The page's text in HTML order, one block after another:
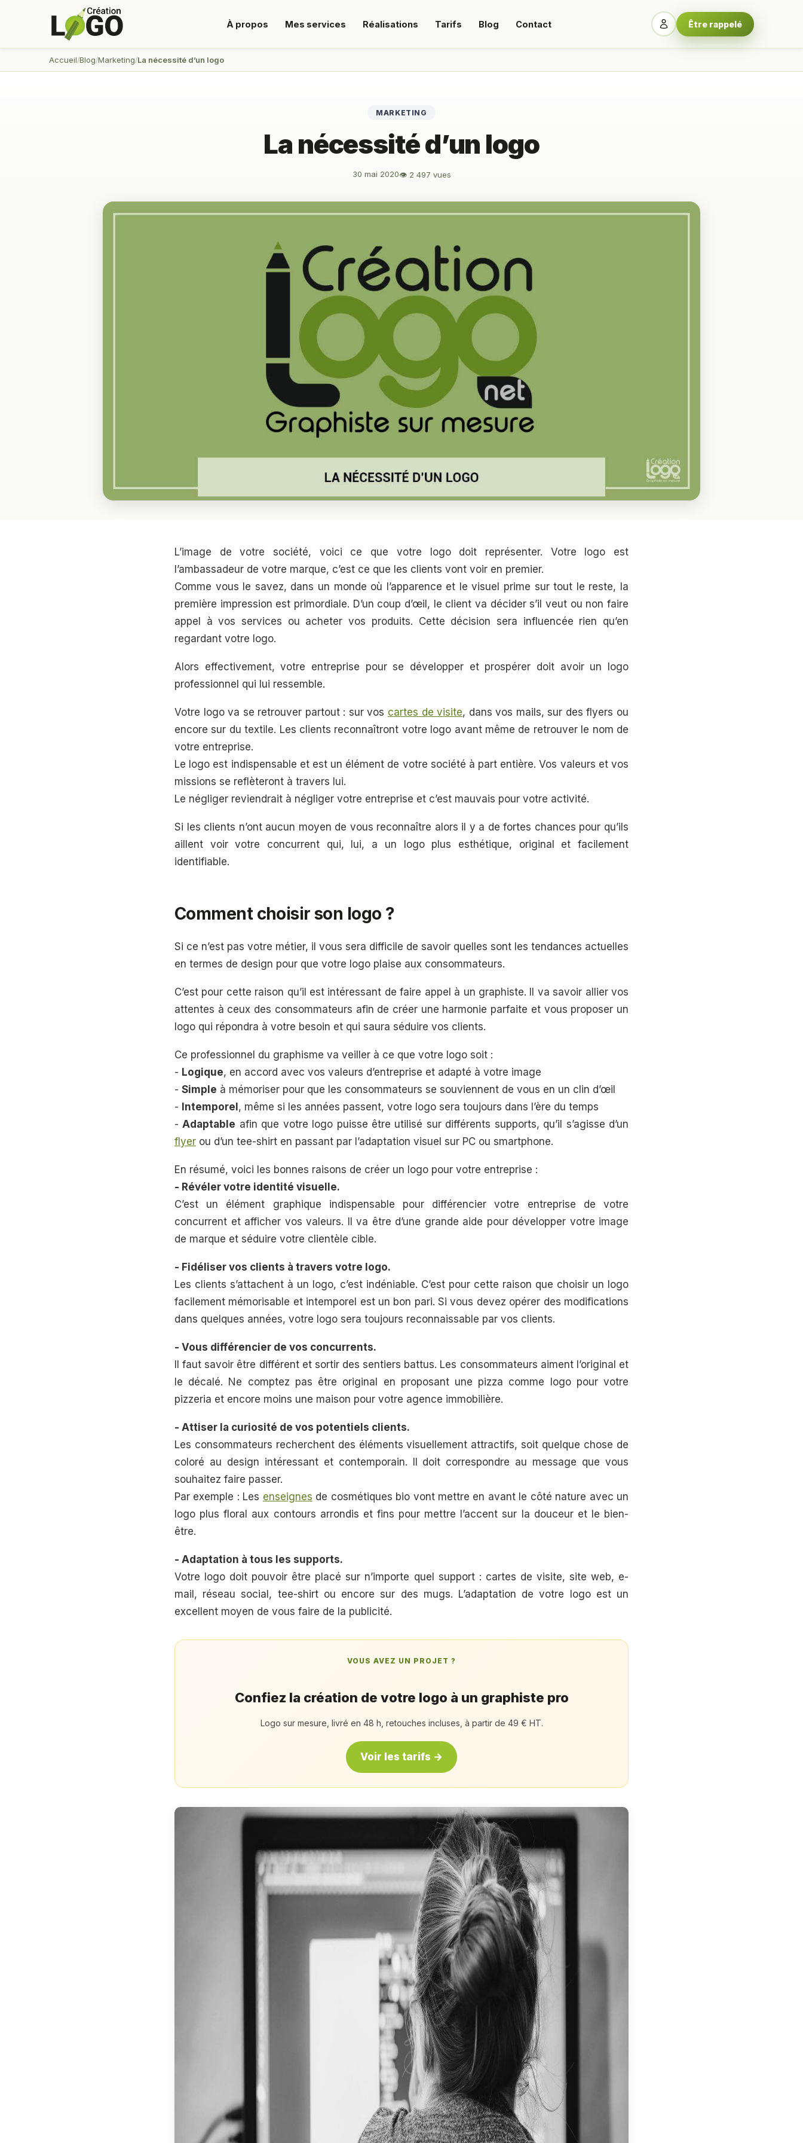
À propos Mes services Réalisations Tarifs Blog Contact Être rappelé
Accueil Blog Marketing La nécessité d’un logo
MARKETING
La nécessité d’un logo
30 mai 2020👁 2 497 vues
L’image de votre société, voici ce que votre logo doit représenter. Votre logo est
l’ambassadeur de votre marque, c’est ce que les clients vont voir en premier.
Comme vous le savez, dans un monde où l’apparence et le visuel prime sur tout le reste, la
première impression est primordiale. D’un coup d’œil, le client va décider s’il veut ou non faire
appel à vos services ou acheter vos produits. Cette décision sera influencée rien qu’en
regardant votre logo.
Alors effectivement, votre entreprise pour se développer et prospérer doit avoir un logo
professionnel qui lui ressemble.
Votre logo va se retrouver partout : sur vos cartes de visite, dans vos mails, sur des flyers ou
encore sur du textile. Les clients reconnaîtront votre logo avant même de retrouver le nom de
votre entreprise.
Le logo est indispensable et est un élément de votre société à part entière. Vos valeurs et vos
missions se reflèteront à travers lui.
Le négliger reviendrait à négliger votre entreprise et c’est mauvais pour votre activité.
Si les clients n’ont aucun moyen de vous reconnaître alors il y a de fortes chances pour qu’ils
aillent voir votre concurrent qui, lui, a un logo plus esthétique, original et facilement
identifiable.
Comment choisir son logo ?
Si ce n’est pas votre métier, il vous sera difficile de savoir quelles sont les tendances actuelles
en termes de design pour que votre logo plaise aux consommateurs.
C’est pour cette raison qu’il est intéressant de faire appel à un graphiste. Il va savoir allier vos
attentes à ceux des consommateurs afin de créer une harmonie parfaite et vous proposer un
logo qui répondra à votre besoin et qui saura séduire vos clients.
Ce professionnel du graphisme va veiller à ce que votre logo soit :
- Logique, en accord avec vos valeurs d’entreprise et adapté à votre image
- Simple à mémoriser pour que les consommateurs se souviennent de vous en un clin d’œil
- Intemporel , même si les années passent, votre logo sera toujours dans l’ère du temps
-Adaptable afin que votre logo puisse être utilisé sur différents supports, qu’il s’agisse d’un
flyer ou d’un tee-shirt en passant par l’adaptation visuel sur PC ou smartphone.
En résumé, voici les bonnes raisons de créer un logo pour votre entreprise :
- Révéler votre identité visuelle.
C’est un élément graphique indispensable pour différencier votre entreprise de votre
concurrent et afficher vos valeurs. Il va être d’une grande aide pour développer votre image
de marque et séduire votre clientèle cible.
- Fidéliser vos clients à travers votre logo.
Les clients s’attachent à un logo, c’est indéniable. C’est pour cette raison que choisir un logo
facilement mémorisable et intemporel est un bon pari. Si vous devez opérer des modifications
dans quelques années, votre logo sera toujours reconnaissable par vos clients.
- Vous différencier de vos concurrents.
Il faut savoir être différent et sortir des sentiers battus. Les consommateurs aiment l’original et
le décalé. Ne comptez pas être original en proposant une pizza comme logo pour votre
pizzeria et encore moins une maison pour votre agence immobilière.
- Attiser la curiosité de vos potentiels clients.
Les consommateurs recherchent des éléments visuellement attractifs, soit quelque chose de
coloré au design intéressant et contemporain. Il doit correspondre au message que vous
souhaitez faire passer.
Par exemple : Les enseignes de cosmétiques bio vont mettre en avant le côté nature avec un
logo plus floral aux contours arrondis et fins pour mettre l’accent sur la douceur et le bien-
être.
- Adaptation à tous les supports.
Votre logo doit pouvoir être placé sur n’importe quel support : cartes de visite, site web, e-
mail, réseau social, tee-shirt ou encore sur des mugs. L’adaptation de votre logo est un
excellent moyen de vous faire de la publicité.
VOUS AVEZ UN PROJET ?
Confiez la création de votre logo à un graphiste pro
Logo sur mesure, livré en 48 h, retouches incluses, à partir de 49 € HT.
Voir les tarifs →